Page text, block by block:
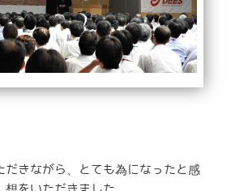
だきながら、とても為になったと感